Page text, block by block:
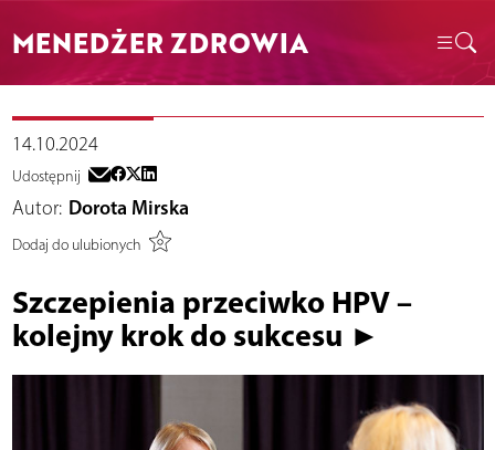
MENEDŻER ZDROWIA
14.10.2024
Udostępnij
Autor: Dorota Mirska
Dodaj do ulubionych
Szczepienia przeciwko HPV –
kolejny krok do sukcesu ►